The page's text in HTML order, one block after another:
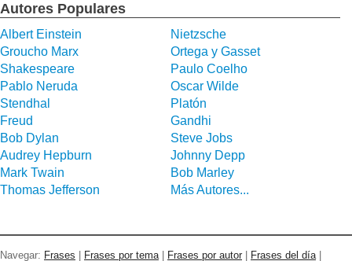
Autores Populares
Albert Einstein
Nietzsche
Groucho Marx
Ortega y Gasset
Shakespeare
Paulo Coelho
Pablo Neruda
Oscar Wilde
Stendhal
Platón
Freud
Gandhi
Bob Dylan
Steve Jobs
Audrey Hepburn
Johnny Depp
Mark Twain
Bob Marley
Thomas Jefferson
Más Autores...
Navegar: Frases Frases por tema| Frases por autor Frases del día|